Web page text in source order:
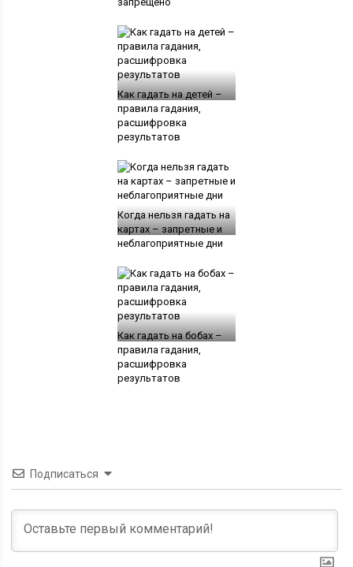
Как гадать на детей –
правила гадания,
расшифровка
результатов
Когда нельзя гадать на
картах – запретные и
неблагоприятные дни
Как гадать на бобах –
правила гадания,
расшифровка
результатов
Подписаться